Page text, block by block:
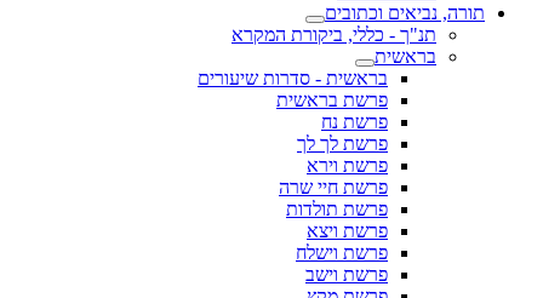
תורה, נביאים וכתובים
תנ"ך - כללי, ביקורת המקרא
בראשית
בראשית - סדרות שיעורים
פרשת בראשית
פרשת נח
פרשת לך לך
פרשת וירא
פרשת חיי שרה
פרשת תולדות
פרשת ויצא
פרשת וישלח
פרשת וישב